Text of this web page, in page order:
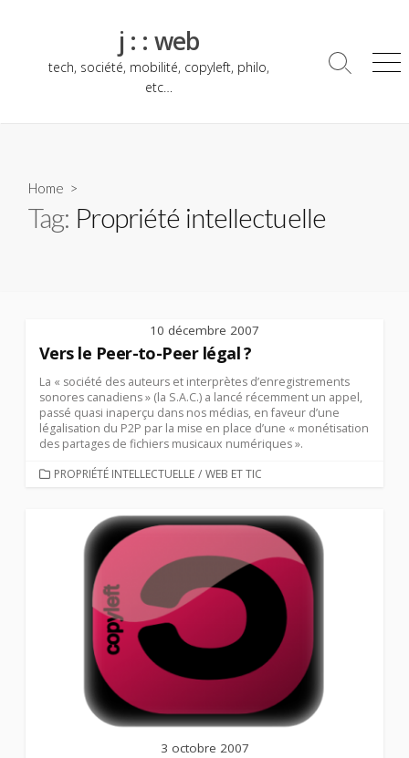
j : : web
tech, société, mobilité, copyleft, philo,
etc…
Search
Home >
Tag: Propriété intellectuelle
10 décembre 2007
Vers le Peer-to-Peer légal ?
La « société des auteurs et interprètes d’enregistrements
sonores canadiens » (la S.A.C.) a lancé récemment un appel,
passé quasi inaperçu dans nos médias, en faveur d’une
légalisation du P2P par la mise en place d’une « monétisation
des partages de fichiers musicaux numériques ».
CATEGORIES
PROPRIÉTÉ INTELLECTUELLE / WEB ET TIC
3 octobre 2007